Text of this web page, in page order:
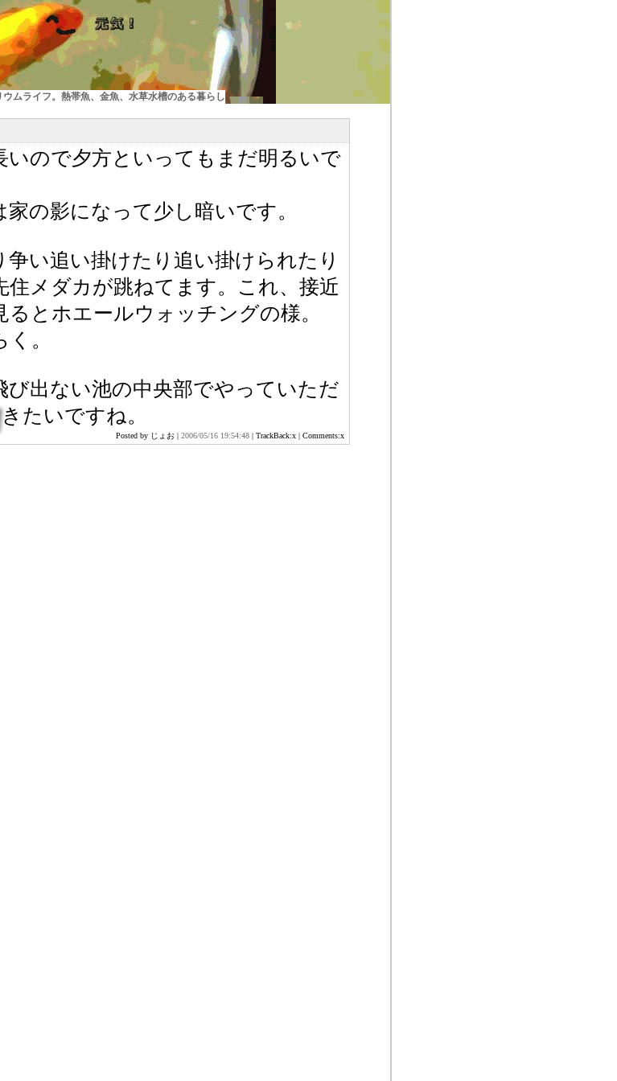
ムライフ。熱帯魚、金魚、水草水槽のある暮らし
いので夕方といってもまだ明るいで
家の影になって少し暗いです。
争い追い掛けたり追い掛けられたり
住メダカが跳ねてます。これ、接近
るとホエールウォッチングの様。
。
び出ない池の中央部でやっていただ
きたいですね。
Posted by じょお | 2006/05/16 19:54:48 | TrackBack:x | Comments:x